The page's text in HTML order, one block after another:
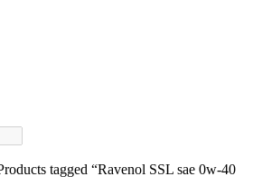
tagged “Ravenol SSL sae 0w-40